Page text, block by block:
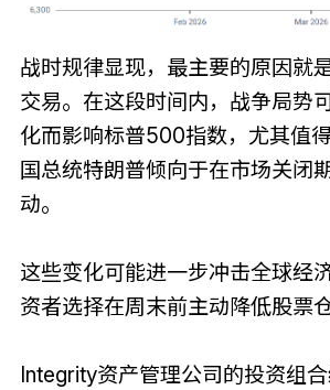
战时规律显现，最主要的原因就
交易。在这段时间内，战争局势
化而影响标普500指数，尤其值
国总统特朗普倾向于在市场关闭
动。
这些变化可能进一步冲击全球经
资者选择在周末前主动降低股票仓
Integrity资产管理公司的投资组